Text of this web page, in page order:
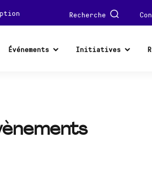
Recherche
Événements Initiatives